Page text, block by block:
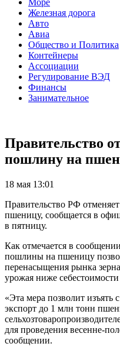
Железная дорога
Авто
Авиа
Общество и Политика
Контейнеры
Ассоциации
Регулирование ВЭД
Финансы
Занимательное
Правительство
пошлину на
18 мая 13:01
Правительство РФ
пшеницу, сообщается в
в пятницу.
Как отмечается в
пошлины на пшеницу
перенасыщения рынка
урожая ниже себестоимости
«Эта мера позволит изъять
экспорт до 1 млн тонн
для проведения весенне-
сообщении.